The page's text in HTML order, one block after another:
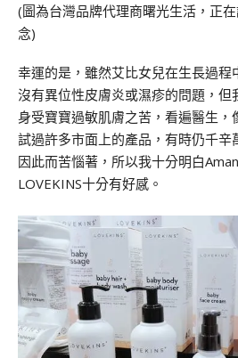
(圖為台灣品牌代理商曙光生活，正
念)
幸運的是，雖然艾比女兒在生長過程
沒有異位性皮膚炎或濕疹的問題，但
身受寶寶過敏肌膚之苦，看遍醫生，
試過許多市面上的產品，有時仍千辛
因此而苦惱著，所以我十分明白
LOVEKINS十分有好感。